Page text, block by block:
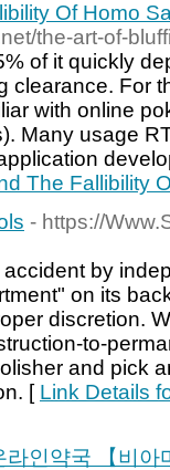
Of Homo
the-art-of-
of it quickly
clearance. For
with online
Many usage
The Fallibility
- https://
by
on its
discretion.
to-
and pick
[ Link Details
인약국 【비아